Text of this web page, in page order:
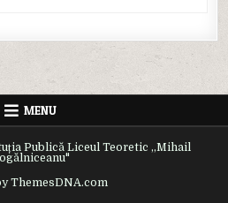
MENU
Publică Liceul Teoretic ,,Mihail
ThemesDNA.com